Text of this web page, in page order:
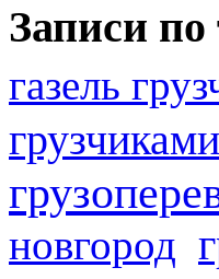
Записи по
газель
грузчиками
новгород